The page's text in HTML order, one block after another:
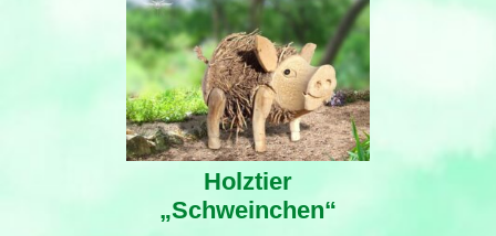
Holztier
„Schweinchen“